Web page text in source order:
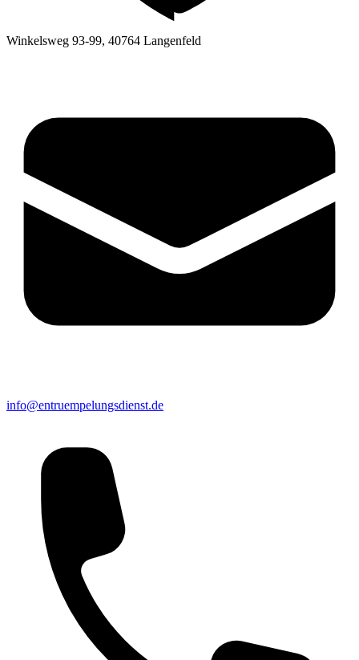
Winkelsweg 93-99, 40764 Langenfeld
info@entruempelungsdienst.de